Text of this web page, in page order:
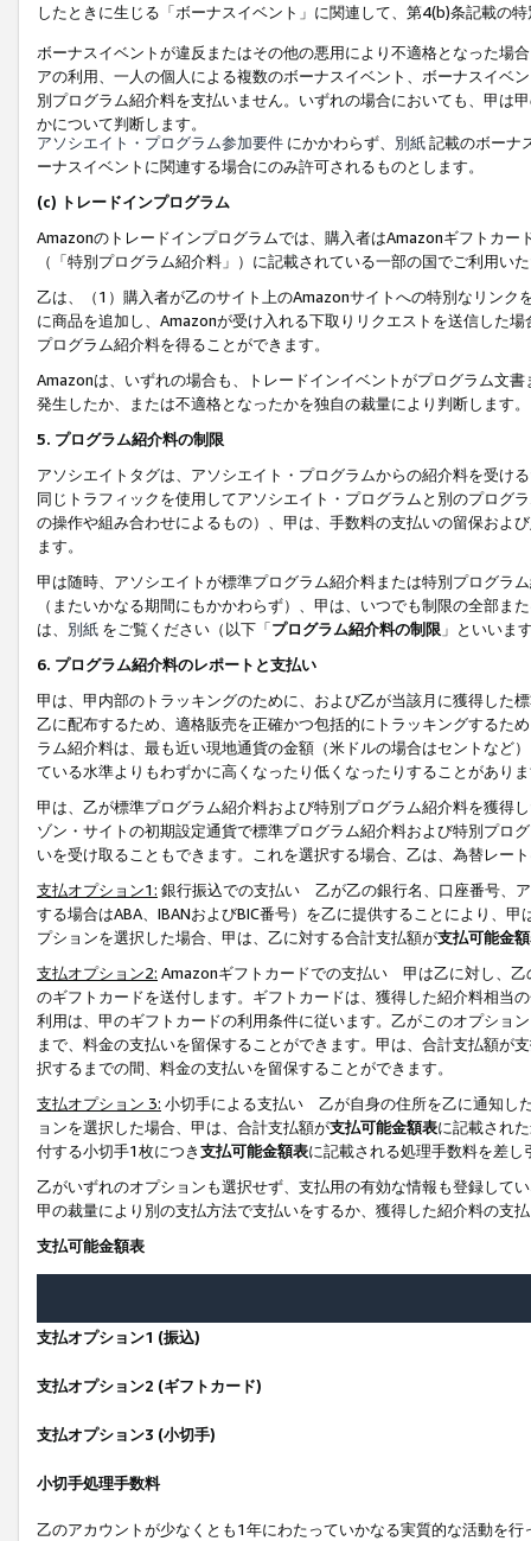
したときに生じる「ボーナスイベント」に関連して、第4(b)条記載の
ボーナスイベントが違反またはその他の悪用により不適格となった場
アの利用、一人の個人による複数のボーナスイベント、ボーナスイベ
別プログラム紹介料を支払いません。いずれの場合においても、甲は
かについて判断します。
アソシエイト・プログラム参加要件 にかかわらず、 別紙記載のボーナ
ーナスイベントに関連する場合にのみ許可されるものとします。
(c) トレードインプログラム
Amazonのトレードインプログラムでは、購入者はAmazonギフトカ
（「特別プログラム紹介料」）に記載されている一部の国でご利用い
乙は、（1）購入者が乙のサイト上のAmazonサイトへの特別なリン
に商品を追加し、Amazonが受け入れる下取りリクエストを送信した
プログラム紹介料を得ることができます。
Amazonは、いずれの場合も、トレードインイベントがプログラム文
発生したか、または不適格となったかを独自の裁量により判断します。
5. プログラム紹介料の制限
アソシエイトタグは、アソシエイト・プログラムからの紹介料を受け
同じトラフィックを使用してアソシエイト・プログラムと別のプログ
の操作や組み合わせによるもの）、甲は、手数料の支払いの留保およ
ます。
甲は随時、アソシエイトが標準プログラム紹介料または特別プログラ
（またいかなる期間にもかかわらず）、甲は、いつでも制限の全部
は、 別紙 をご覧ください（以下「プログラム紹介料の制限 」といいま
6. プログラム紹介料のレポートと支払い
甲は、甲内部のトラッキングのために、および乙が当該月に獲得した
乙に配布するため、適格販売を正確かつ包括的にトラッキングするた
ラム紹介料は、最も近い現地通貨の金額（米ドルの場合はセントなど
ている水準よりもわずかに高くなったり低くなったりすることがあり
甲は、乙が標準プログラム紹介料および特別プログラム紹介料を獲得
ゾン・サイトの初期設定通貨で標準プログラム紹介料および特別プロ
いを受け取ることもできます。これを選択する場合、乙は、為替レー
支払オプション1: 銀行振込での支払い 乙が乙の銀行名、口座番号、
する場合はABA、IBANおよびBIC番号）を乙に提供することにより、
プションを選択した場合、甲は、乙に対する合計支払額が支払可能金
支払オプション2: Amazonギフトカードでの支払い 甲は乙に対し、乙
のギフトカードを送付します。ギフトカードは、獲得した紹介料相当
利用は、甲のギフトカードの利用条件に従います。乙がこのオプショ
まで、料金の支払いを留保することができます。甲は、合計支払額が
択するまでの間、料金の支払いを留保することができます。
支払オプション 3: 小切手による支払い 乙が自身の住所を乙に通知し
ョンを選択した場合、甲は、合計支払額が支払可能金額表に記載され
付する小切手1枚につき支払可能金額表に記載される処理手数料を差し
乙がいずれのオプションも選択せず、支払用の有効な情報も登録して
甲の裁量により別の支払方法で支払いをするか、獲得した紹介料の支
支払可能金額表
支払オプション1 (振込)
支払オプション2 (ギフトカード)
支払オプション3 (小切手)
小切手処理手数料
乙のアカウントが少なくとも1年にわたっていかなる実質的な活動を